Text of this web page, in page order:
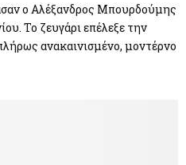
ο Αλέξανδρος Μπουρδούμης
Το ζευγάρι επέλεξε την
ανακαινισμένο, μοντέρνο